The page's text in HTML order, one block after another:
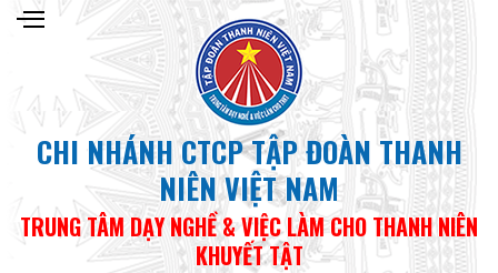
CHI NHÁNH CTCP TẬP ĐOÀN THANH
NIÊN VIỆT NAM
TRUNG TÂM DẠY NGHỀ & VIỆC LÀM CHO THANH NIÊN
KHUYẾT TẬT